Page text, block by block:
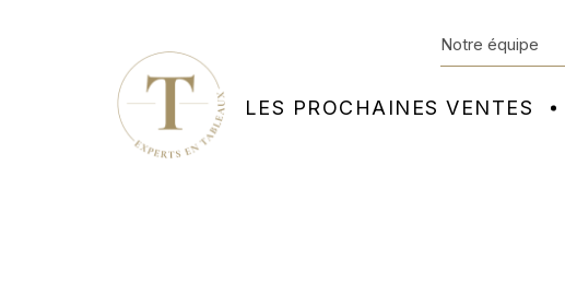
LES PROCHAINES VENTES
Notre équipe